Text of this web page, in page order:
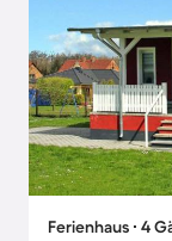
Ferienhaus ∙ 4